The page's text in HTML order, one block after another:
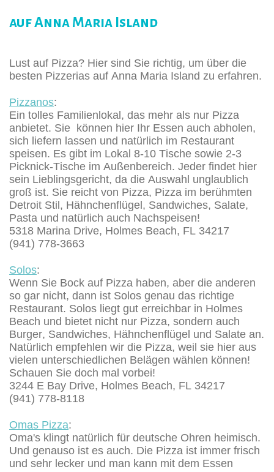
auf Anna Maria Island
Lust auf Pizza? Hier sind Sie richtig, um über die
besten Pizzerias auf Anna Maria Island zu erfahren.
Pizzanos:
Ein tolles Familienlokal, das mehr als nur Pizza
anbietet. Sie können hier Ihr Essen auch abholen,
sich liefern lassen und natürlich im Restaurant
speisen. Es gibt im Lokal 8-10 Tische sowie 2-3
Picknick-Tische im Außenbereich. Jeder findet hier
sein Lieblingsgericht, da die Auswahl unglaublich
groß ist. Sie reicht von Pizza, Pizza im berühmten
Detroit Stil, Hähnchenflügel, Sandwiches, Salate,
Pasta und natürlich auch Nachspeisen!
5318 Marina Drive, Holmes Beach, FL 34217
(941) 778-3663
Solos:
Wenn Sie Bock auf Pizza haben, aber die anderen
so gar nicht, dann ist Solos genau das richtige
Restaurant. Solos liegt gut erreichbar in Holmes
Beach und bietet nicht nur Pizza, sondern auch
Burger, Sandwiches, Hähnchenflügel und Salate an.
Natürlich empfehlen wir die Pizza, weil sie hier aus
vielen unterschiedlichen Belägen wählen können!
Schauen Sie doch mal vorbei!
3244 E Bay Drive, Holmes Beach, FL 34217
(941) 778-8118
Omas Pizza:
Oma's klingt natürlich für deutsche Ohren heimisch.
Und genauso ist es auch. Die Pizza ist immer frisch
und sehr lecker und man kann mit dem Essen